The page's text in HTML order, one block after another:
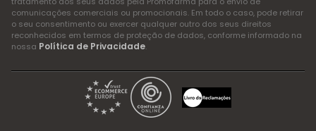
comunicações comerciais ou promocionais. Em todo o caso, pode retirar
o seu consentimento ou exercer qualquer outro dos seus direitos
reconhecidos em termos de proteção de dados, conforme informado na
nossa Política de Privacidade.